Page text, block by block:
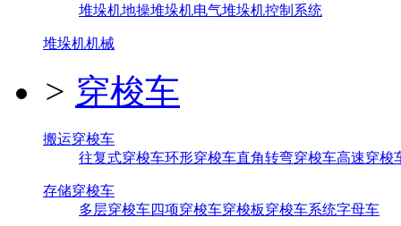
堆垛机地操堆垛机电气堆垛机控制系统
堆垛机机械
> 穿梭车
搬运穿梭车
往复式穿梭车环形穿梭车直角转弯穿梭车高速穿梭
存储穿梭车
多层穿梭车四项穿梭车穿梭板穿梭车系统字母车